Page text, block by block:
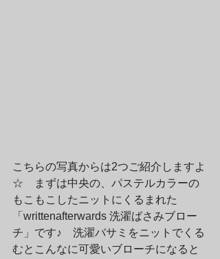
こちらの写真からは2つご紹介しますよ
☆　まずは中央の、パステルカラーの
もこもこしたニットにくるまれた
「writtenafterwards 洗濯ばさみブロー
チ」です♪　洗濯バサミをニットでくる
むとこんなに可愛いブローチになると